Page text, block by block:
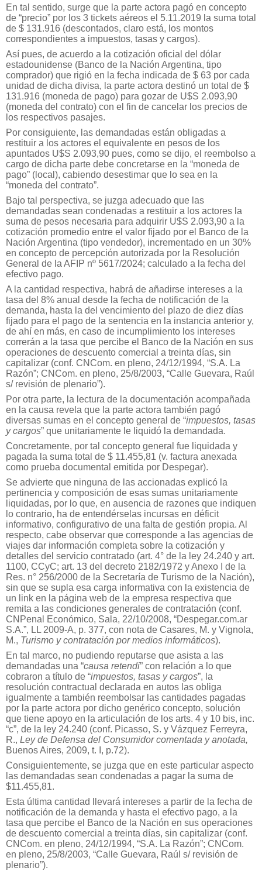
En tal sentido, surge que la parte actora pagó en concepto
de “precio” por los 3 tickets aéreos el 5.11.2019 la suma total
de $ 131.916 (descontados, claro está, los montos
correspondientes a impuestos, tasas y cargos).
Así pues, de acuerdo a la cotización oficial del dólar
estadounidense (Banco de la Nación Argentina, tipo
comprador) que rigió en la fecha indicada de $ 63 por cada
unidad de dicha divisa, la parte actora destinó un total de $
131.916 (moneda de pago) para gozar de U$S 2.093,90
(moneda del contrato) con el fin de cancelar los precios de
los respectivos pasajes.
Por consiguiente, las demandadas están obligadas a
restituir a los actores el equivalente en pesos de los
apuntados U$S 2.093,90 pues, como se dijo, el reembolso a
cargo de dicha parte debe concretarse en la “moneda de
pago” (local), cabiendo desestimar que lo sea en la
“moneda del contrato”.
Bajo tal perspectiva, se juzga adecuado que las
demandadas sean condenadas a restituir a los actores la
suma de pesos necesaria para adquirir U$S 2.093,90 a la
cotización promedio entre el valor fijado por el Banco de la
Nación Argentina (tipo vendedor), incrementado en un 30%
en concepto de percepción autorizada por la Resolución
General de la AFIP nº 5617/2024; calculado a la fecha del
efectivo pago.
A la cantidad respectiva, habrá de añadirse intereses a la
tasa del 8% anual desde la fecha de notificación de la
demanda, hasta la del vencimiento del plazo de diez días
fijado para el pago de la sentencia en la instancia anterior y,
de ahí en más, en caso de incumplimiento los intereses
correrán a la tasa que percibe el Banco de la Nación en sus
operaciones de descuento comercial a treinta días, sin
capitalizar (conf. CNCom. en pleno, 24/12/1994, “S.A. La
Razón”; CNCom. en pleno, 25/8/2003, “Calle Guevara, Raúl
s/ revisión de plenario”).
Por otra parte, la lectura de la documentación acompañada
en la causa revela que la parte actora también pagó
diversas sumas en el concepto general de “impuestos, tasas
y cargos” que unitariamente le liquidó la demandada.
Concretamente, por tal concepto general fue liquidada y
pagada la suma total de $ 11.455,81 (v. factura anexada
como prueba documental emitida por Despegar).
Se advierte que ninguna de las accionadas explicó la
pertinencia y composición de esas sumas unitariamente
liquidadas, por lo que, en ausencia de razones que indiquen
lo contrario, ha de entendérselas incursas en déficit
informativo, configurativo de una falta de gestión propia. Al
respecto, cabe observar que corresponde a las agencias de
viajes dar información completa sobre la cotización y
detalles del servicio contratado (art. 4° de la ley 24.240 y art.
1100, CCyC; art. 13 del decreto 2182/1972 y Anexo I de la
Res. n° 256/2000 de la Secretaría de Turismo de la Nación),
sin que se supla esa carga informativa con la existencia de
un link en la página web de la empresa respectiva que
remita a las condiciones generales de contratación (conf.
CNPenal Económico, Sala, 22/10/2008, “Despegar.com.ar
S.A.”, LL 2009-A, p. 377, con nota de Casares, M. y Vignola,
M., Turismo y contratación por medios informáticos).
En tal marco, no pudiendo reputarse que asista a las
demandadas una “causa retendi” con relación a lo que
cobraron a título de “impuestos, tasas y cargos”, la
resolución contractual declarada en autos las obliga
igualmente a también reembolsar las cantidades pagadas
por la parte actora por dicho genérico concepto, solución
que tiene apoyo en la articulación de los arts. 4 y 10 bis, inc.
“c”, de la ley 24.240 (conf. Picasso, S. y Vázquez Ferreyra,
R., Ley de Defensa del Consumidor comentada y anotada,
Buenos Aires, 2009, t. I, p.72).
Consiguientemente, se juzga que en este particular aspecto
las demandadas sean condenadas a pagar la suma de
$11.455,81.
Esta última cantidad llevará intereses a partir de la fecha de
notificación de la demanda y hasta el efectivo pago, a la
tasa que percibe el Banco de la Nación en sus operaciones
de descuento comercial a treinta días, sin capitalizar (conf.
CNCom. en pleno, 24/12/1994, “S.A. La Razón”; CNCom.
en pleno, 25/8/2003, “Calle Guevara, Raúl s/ revisión de
plenario”).